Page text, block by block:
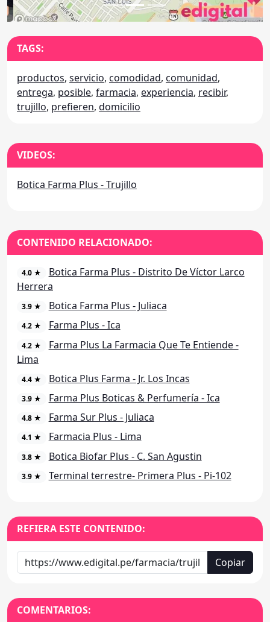
TAGS:
productos, servicio, comodidad, comunidad,
entrega, posible, farmacia, experiencia, recibir,
trujillo, prefieren, domicilio
VIDEOS:
Botica Farma Plus - Trujillo
CONTENIDO RELACIONADO:
4.0 ★
Botica Farma Plus - Distrito De Víctor Larco
Herrera
3.9 ★ Botica Farma Plus - Juliaca
4.2 ★ Farma Plus - Ica
4.2 ★
Farma Plus La Farmacia Que Te Entiende -
Lima
4.4 ★ Botica Plus Farma - Jr. Los Incas
3.9 ★ Farma Plus Boticas & Perfumería - Ica
4.8 ★ Farma Sur Plus - Juliaca
4.1 ★ Farmacia Plus - Lima
3.8 ★ Botica Biofar Plus - C. San Agustin
3.9 ★ Terminal terrestre- Primera Plus - Pi-102
REFIERA ESTE CONTENIDO:
Copiar
COMENTARIOS: